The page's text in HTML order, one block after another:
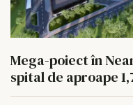
Mega-poiect în
spital de aproape
paturi